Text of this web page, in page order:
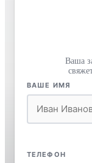
Ваша
ВАШЕ ИМЯ
ТЕЛЕФОН